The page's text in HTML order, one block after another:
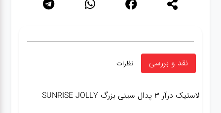
نقد و بررسی نظرات
لاستیک درآر ۳ پدال سینی بزرگ SUNRISE JOLLY